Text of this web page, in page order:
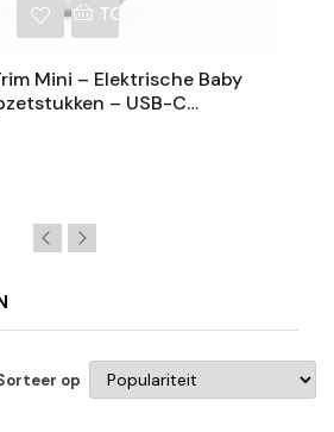
TOEVOEGEN AAN
Mini – Elektrische Baby
– USB-C
op